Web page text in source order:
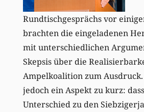
Rundtischgesprächs vor
brachten die eingeladenen
mit unterschiedlichen
Skepsis über die
Ampelkoalition zum
jedoch ein Aspekt zu kurz:
Unterschied zu den